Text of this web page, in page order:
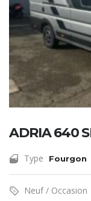
ADRIA 640
Type Fourgon
Neuf / Occasion